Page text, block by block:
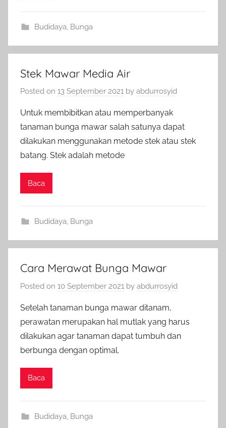
Budidaya Bunga
Stek Mawar Media Air
Posted on 13 September 2021 by abdurrosyid
Untuk membibitkan atau memperbanyak
tanaman bunga mawar salah satunya dapat
dilakukan menggunakan metode stek atau stek
batang. Stek adalah metode
Baca
Budidaya, Bunga
Cara Merawat Bunga Mawar
Posted on 10 September 2021 by abdurrosyid
Setelah tanaman bunga mawar ditanam,
perawatan merupakan hal mutlak yang harus
dilakukan agar tanaman dapat tumbuh dan
berbunga dengan optimal.
Baca
Budidaya Bunga